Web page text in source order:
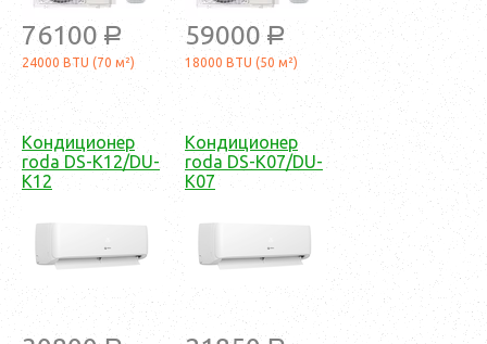
76100 a
24000 BTU (70 м²)
59000 a
18000 BTU (50 м²)
Кондиционер
roda DS-K12/DU-
K12
Кондиционер
roda DS-K07/DU-
K07